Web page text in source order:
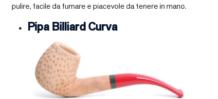
pulire, facile da fumare e piacevole da tenere in mano.
Pipa Billiard Curva